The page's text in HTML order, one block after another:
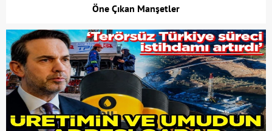
Öne Çıkan Manşetler